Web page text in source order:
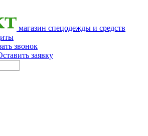
магазин спецодежды и средств
звонок
заявку